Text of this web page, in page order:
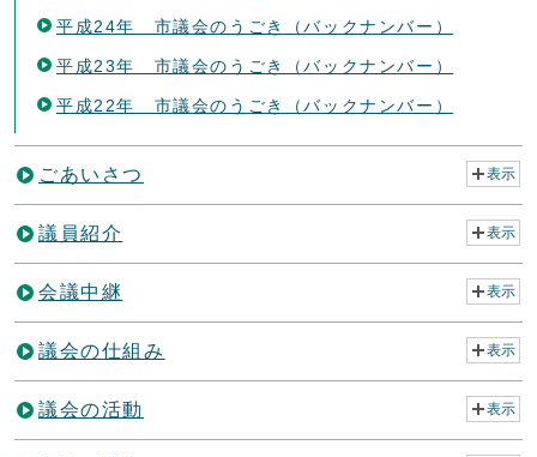
平成24年 市議会のうごき（バックナンバー）
平成23年 市議会のうごき（バックナンバー）
平成22年 市議会のうごき（バックナンバー）
ごあいさつ 表示
議員紹介 表示
会議中継 表示
議会の仕組み 表示
議会の活動 表示